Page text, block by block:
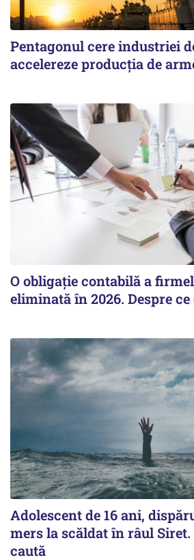
Pentagonul cere industriei
accelereze producția de
O obligație contabilă a
eliminată în 2026. Despre ce
Adolescent de 16 ani,
mers la scăldat în râul
caută